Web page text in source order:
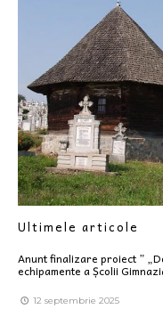
Ultimele articole
Anunt finalizare proiect ”
echipamente a Școlii
12 septembrie 2025